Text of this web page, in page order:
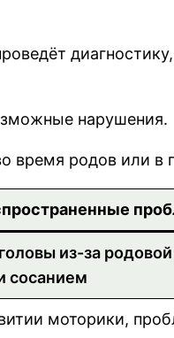
нарушения.
время родов или в
из-за
сосанием
моторики,